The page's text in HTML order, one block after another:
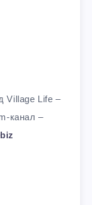
Village Life –
канал –